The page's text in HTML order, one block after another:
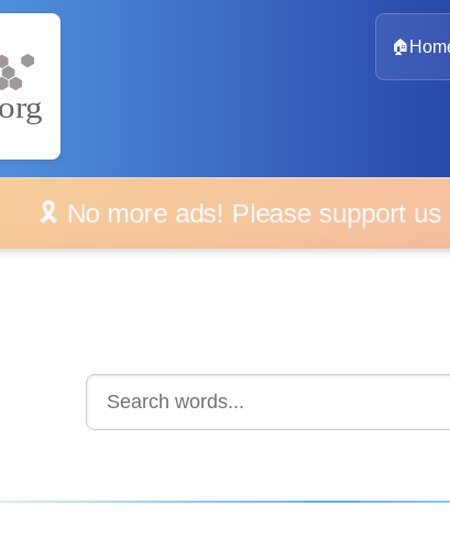
🏠
🎗️ No more ads! Please support